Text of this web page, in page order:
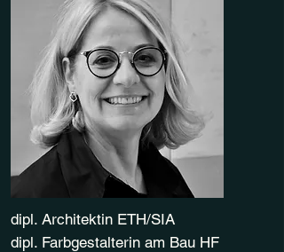
dipl. Architektin ETH/SIA
dipl. Farbgestalterin am Bau HF